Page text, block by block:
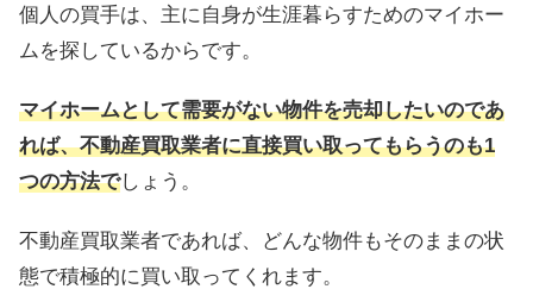
個人の買手は、主に自身が生涯暮らすためのマイホー
ムを探しているからです。
マイホームとして需要がない物件を売却したいのであ
れば、不動産買取業者に直接買い取ってもらうのも1
つの方法でしょう。
不動産買取業者であれば、どんな物件もそのままの状
態で積極的に買い取ってくれます。